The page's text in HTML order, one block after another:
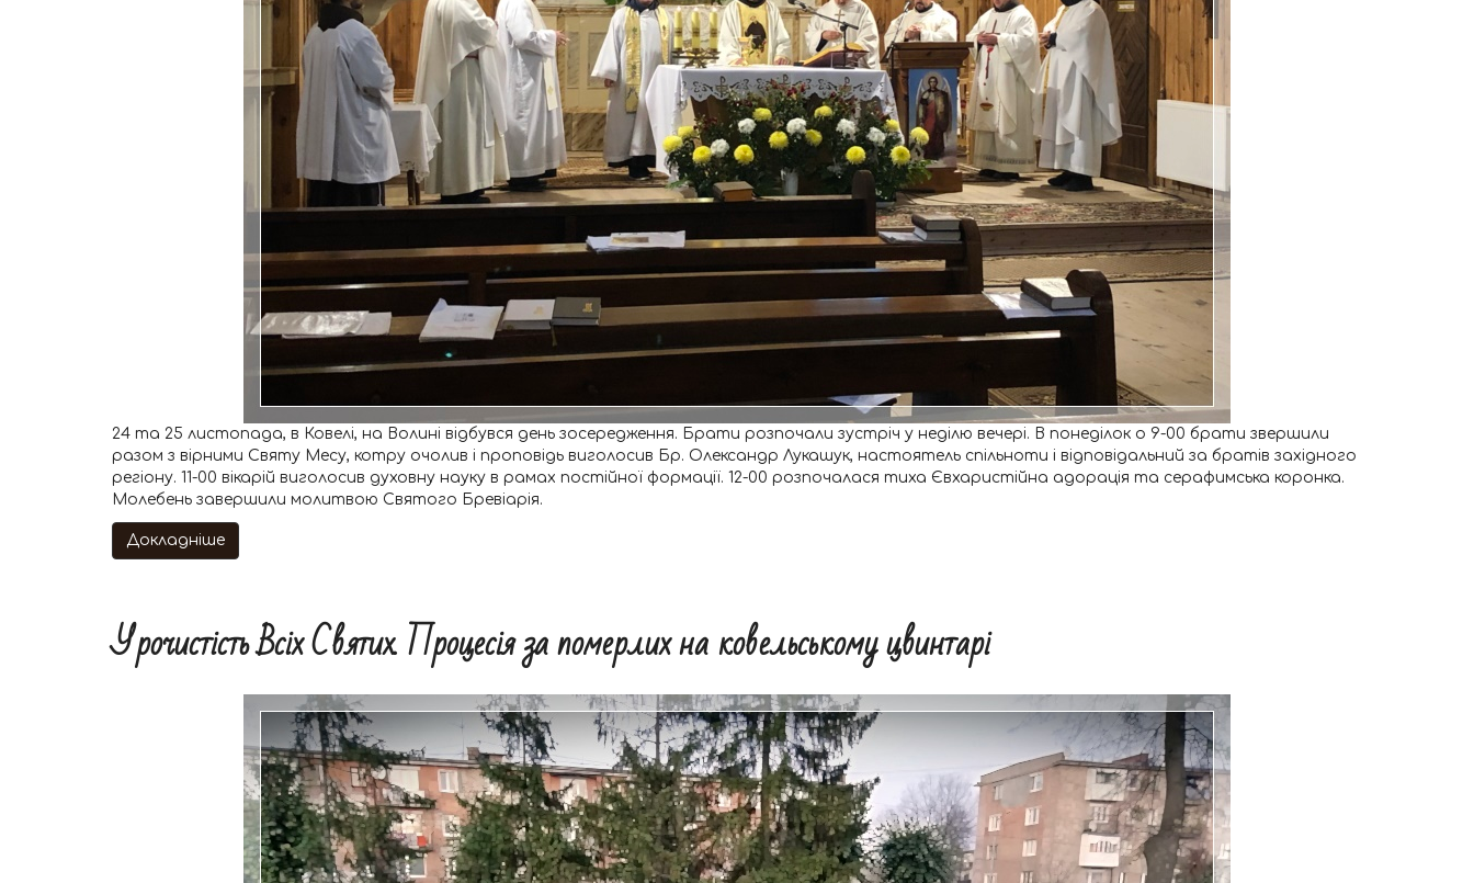
24 та 25 листопада, в Ковелі, на Волині відбувся день зосередження. Брати розпочали зустріч у неділю вечері. В понеділок о 9-00 брати звершили
разом з вірними Святу Месу, котру очолив і проповідь виголосив Бр. Олександр Лукашук, настоятель спільноти і відповідальний за братів західного
регіону. 11-00 вікарій виголосив духовну науку в рамах постійної формації. 12-00 розпочалася тиха Євхаристійна адорація та серафимська коронка.
Молебень завершили молитвою Святого Бревіарія.
Докладніше
Урочистість Всіх Святих. Процесія за померлих на ковельському цвинтарі